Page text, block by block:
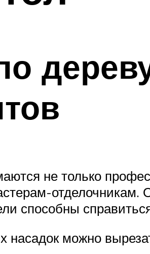
не только
отделочникам.
способны
можно